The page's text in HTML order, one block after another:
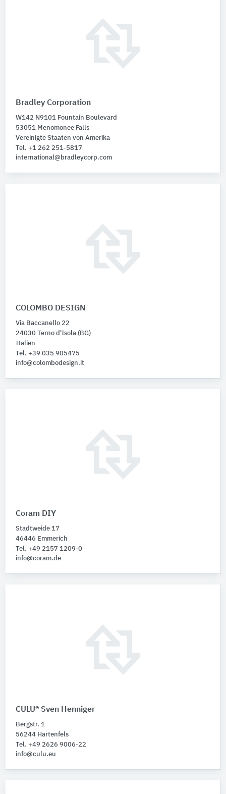
Bradley Corporation
W142 N9101 Fountain Boulevard
53051 Menomonee Falls
Vereinigte Staaten von Amerika
Tel. +1 262 251-5817
international@bradleycorp.com
COLOMBO DESIGN
Via Baccanello 22
24030 Terno d'Isola (BG)
Italien
Tel. +39 035 905475
info@colombodesign.it
Coram DIY
Stadtweide 17
46446 Emmerich
Tel. +49 2157 1209-0
info@coram.de
CULU® Sven Henniger
Bergstr. 1
56244 Hartenfels
Tel. +49 2626 9006-22
info@culu.eu